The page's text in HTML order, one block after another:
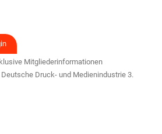
Mitgliederinformationen
Druck- und Medienindustrie 3.